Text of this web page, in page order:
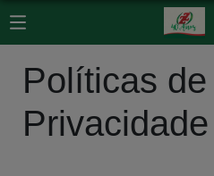
Políticas de
Privacidade